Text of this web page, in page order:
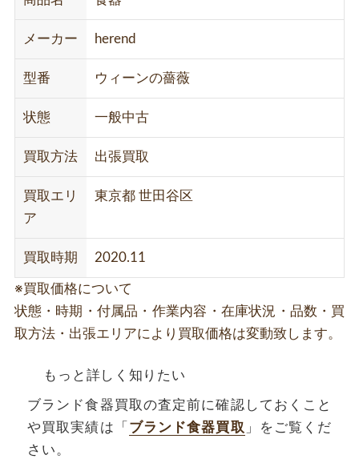
メーカー herend
型番 ウィーンの薔薇
状態 一般中古
買取方法 出張買取
買取エリ
ア
東京都 世田谷区
買取時期 2020.11
※買取価格について
状態・時期・付属品・作業内容・在庫状況・品数・買
取方法・出張エリアにより買取価格は変動致します。
もっと詳しく知りたい
ブランド食器買取の査定前に確認しておくこと
や買取実績は「 ブランド食器買取 」をご覧くだ
さい。